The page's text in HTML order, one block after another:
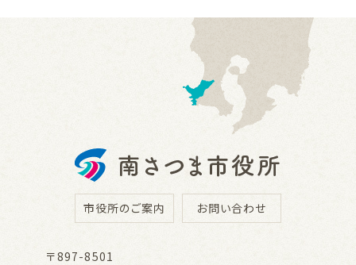
市役所のご案内 お問い合わせ
〒897-8501